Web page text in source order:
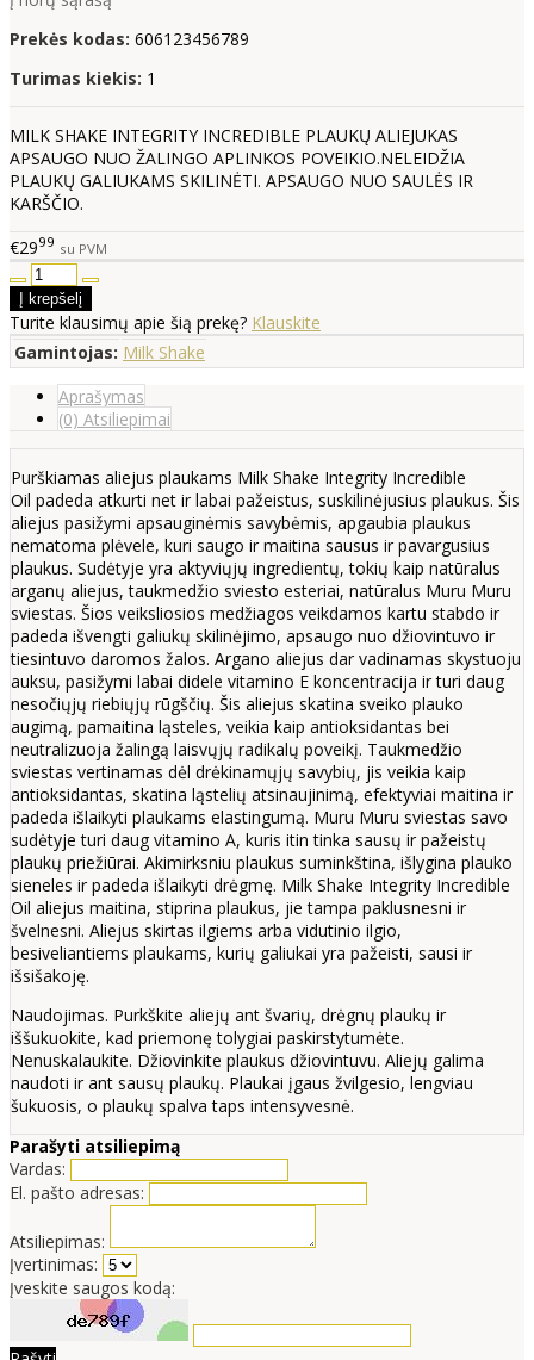
Prekės kodas: 606123456789
Turimas kiekis: 1
MILK SHAKE INTEGRITY INCREDIBLE PLAUKŲ ALIEJUKAS
APSAUGO NUO ŽALINGO APLINKOS POVEIKIO.NELEIDŽIA
PLAUKŲ GALIUKAMS SKILINĖTI. APSAUGO NUO SAULĖS IR
KARŠČIO.
€2999 su PVM
Turite klausimų apie šią prekę? Klauskite
Gamintojas: Milk Shake
Aprašymas
(0) Atsiliepimai
Purškiamas aliejus plaukams Milk Shake Integrity Incredible
Oil padeda atkurti net ir labai pažeistus, suskilinėjusius plaukus. Šis
aliejus pasižymi apsauginėmis savybėmis, apgaubia plaukus
nematoma plėvele, kuri saugo ir maitina sausus ir pavargusius
plaukus. Sudėtyje yra aktyviųjų ingredientų, tokių kaip natūralus
arganų aliejus, taukmedžio sviesto esteriai, natūralus Muru Muru
sviestas. Šios veiksliosios medžiagos veikdamos kartu stabdo ir
padeda išvengti galiukų skilinėjimo, apsaugo nuo džiovintuvo ir
tiesintuvo daromos žalos. Argano aliejus dar vadinamas skystuoju
auksu, pasižymi labai didele vitamino E koncentracija ir turi daug
nesočiųjų riebiųjų rūgščių. Šis aliejus skatina sveiko plauko
augimą, pamaitina ląsteles, veikia kaip antioksidantas bei
neutralizuoja žalingą laisvųjų radikalų poveikį. Taukmedžio
sviestas vertinamas dėl drėkinamųjų savybių, jis veikia kaip
antioksidantas, skatina ląstelių atsinaujinimą, efektyviai maitina ir
padeda išlaikyti plaukams elastingumą. Muru Muru sviestas savo
sudėtyje turi daug vitamino A, kuris itin tinka sausų ir pažeistų
plaukų priežiūrai. Akimirksniu plaukus suminkština, išlygina plauko
sieneles ir padeda išlaikyti drėgmę. Milk Shake Integrity Incredible
Oil aliejus maitina, stiprina plaukus, jie tampa paklusnesni ir
švelnesni. Aliejus skirtas ilgiems arba vidutinio ilgio,
besiveliantiems plaukams, kurių galiukai yra pažeisti, sausi ir
išsišakoję.
Naudojimas. Purkškite aliejų ant švarių, drėgnų plaukų ir
iššukuokite, kad priemonę tolygiai paskirstytumėte.
Nenuskalaukite. Džiovinkite plaukus džiovintuvu. Aliejų galima
naudoti ir ant sausų plaukų. Plaukai įgaus žvilgesio, lengviau
šukuosis, o plaukų spalva taps intensyvesnė.
Parašyti atsiliepimą
Vardas:
El. pašto adresas:
Atsiliepimas:
Įvertinimas:
Įveskite saugos kodą: